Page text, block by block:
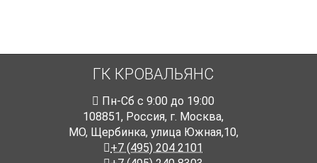
ГК КРОВАЛЬЯНС
Пн-Cб с 9:00 до 19:00
108851, Россия, г. Москва,
МО, Щербинка, улица Южная,10,
+7 (495) 204 2101